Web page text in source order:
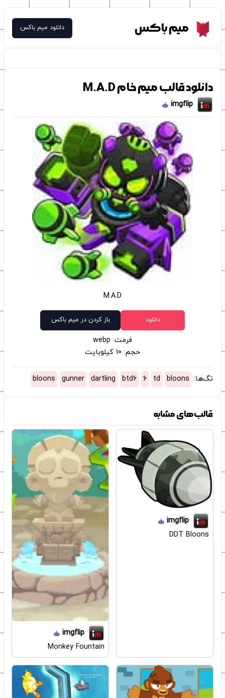
Meme Boxمیم باکس دانلود میم باکس
دانلود قالب میم خام M.A.D
imgflip
M.A.D
دانلود باز کردن در میم باکس
فرمت: webp
حجم: 10 کیلوبایت
تگ‌ها: bloons
td
6
btd6
dartling
gunner
bloons
قالب‌های مشابه
imgflip
DDT Bloons
imgflip
Monkey Fountain